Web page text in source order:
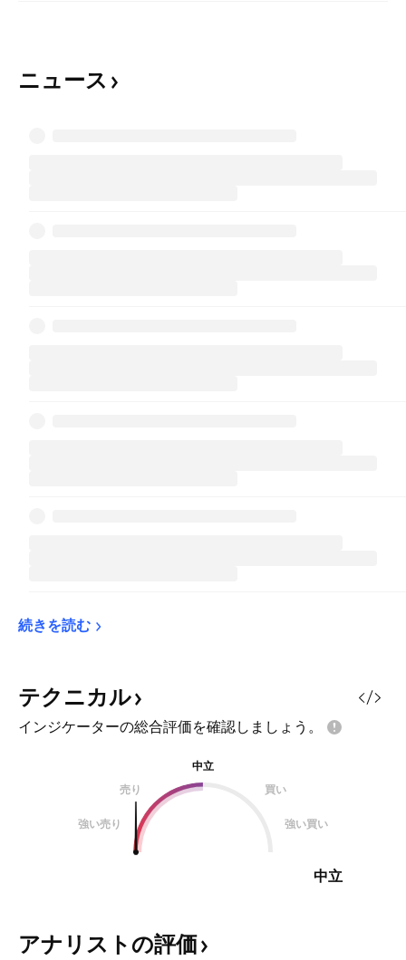
ニュース
続きを読む
テクニカル
インジケーターの総合評価を確認しましょう。
中立
売り
買い
強い売り 強い買い
中立
アナリストの評価